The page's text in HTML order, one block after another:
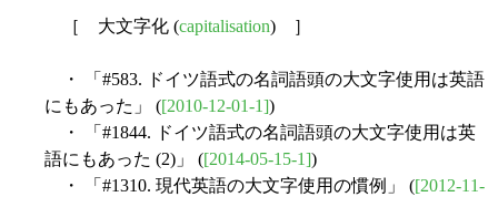
［ 大文字化 (capitalisation) ］
・ 「#583. ドイツ語式の名詞語頭の大文字使用は英語
にもあった」 ([2010-12-01-1])
・ 「#1844. ドイツ語式の名詞語頭の大文字使用は英
語にもあった (2)」 ([2014-05-15-1])
・ 「#1310. 現代英語の大文字使用の慣例」 ([2012-11-